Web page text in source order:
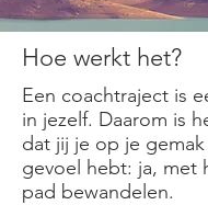
Hoe werkt het?
Een coachtraject is
in jezelf. Daarom is
dat jij je op je
gevoel hebt: ja, met
pad bewandelen.